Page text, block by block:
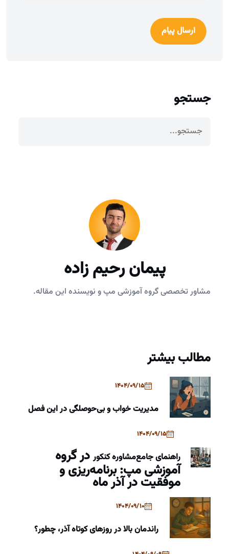
ارسال پیام
جستجو
پیمان رحیم زاده
مشاور تخصصی گروه آموزشی مپ و نویسنده این مقاله.
مطالب بیشتر
1404/09/15
مدیریت خواب و بی‌حوصلگی در این فصل
1404/09/15
راهنمای جامعمشاوره کنکوردر گروه
آموزشی مپ: برنامه‌ریزی و
موفقیت در آذر ماه
1404/09/10
راندمان بالا در روزهای کوتاه آذر، چطور؟